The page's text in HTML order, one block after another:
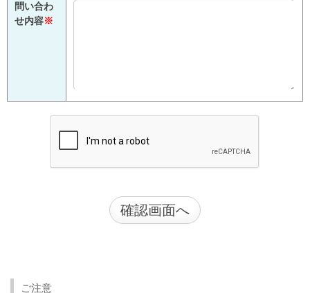
問い合わ
せ内容※
ご注意